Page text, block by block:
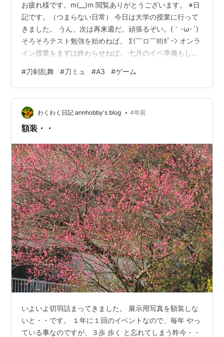
お疲れ様です。m(__)m 閲覧ありがとうございます。 ※日
記です。（つまらない日常） 今日は大学の授業に行って
きました。 うん、次は再来週だ。頑張るぞい。(｀･ω･´)
そろそろテスト勉強を始めねば。 Σ(￣ロ￣lll)ｶﾞｰﾝ オンラ
イン授業をまずは終わらせねば。 七月のイベ準備もした
しい。(^▽^)/ 楽しいって大事だよな。 (((o(*ﾟ▽ﾟ*)o)))
楽しいことはわりと続くよなあ。 あと日を置いてってい
うのが大事。 毎日学校に通学とかだったら無理ってなる
ｗ 通信制有難し。 (((o(*ﾟ▽ﾟ*)o))) 毎日通学・出…
#刀剣乱舞 #刀ミュ #A3 #ゲーム
わくわく日記 annhobby's blog • 4年前
額装・・
いよいよ切羽詰まってきました。 展示用写真を額装しな
いと・・です。 １年に１回のイベントなので、毎年 やっ
ている事なのですが、３歩 歩く と忘れてしまう昨今・・